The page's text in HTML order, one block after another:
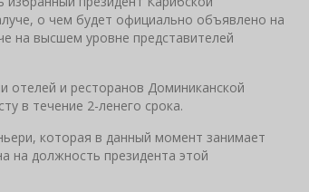
о чем будет официально объявлено на
на высшем уровне представителей
отелей и ресторанов Доминиканской
в течение 2-ленего срока.
которая в данный момент занимает
на должность президента этой